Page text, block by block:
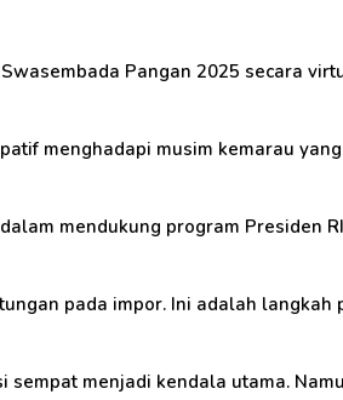
Pangan 2025 secara
menghadapi musim kemarau
mendukung program Presiden
pada impor. Ini adalah langkah
menjadi kendala utama.